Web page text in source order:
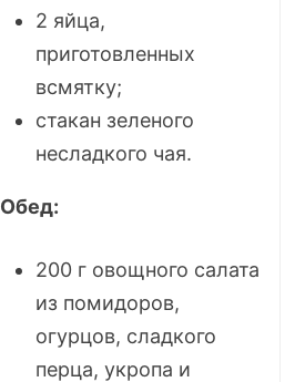
2 яйца,
приготовленных
всмятку;
стакан зеленого
несладкого чая.
Обед:
200 г овощного салата
из помидоров,
огурцов, сладкого
перца, укропа и